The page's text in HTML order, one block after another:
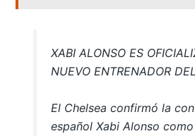
XABI ALONSO ES
NUEVO ENTRENADOR
El Chelsea confirmó la
español Xabi Alonso